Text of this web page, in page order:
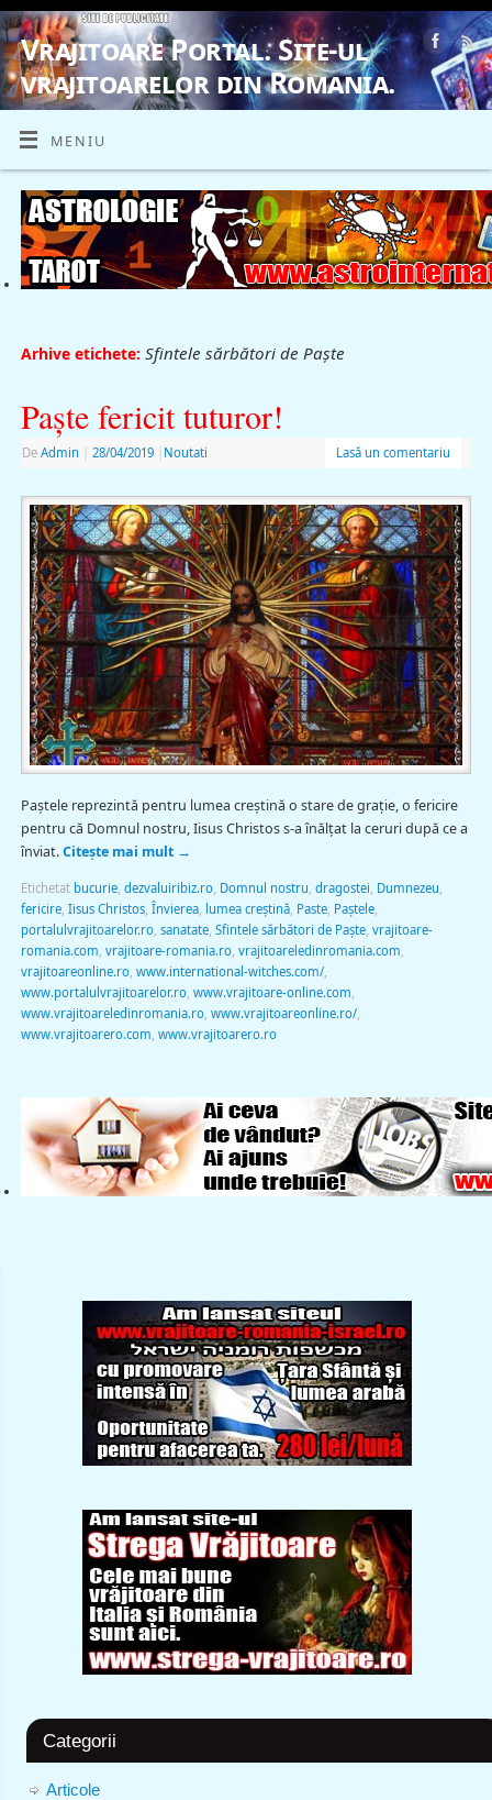
Vrajitoare Portal. Site-ul
vrajitoarelor din Romania.
VRAJITOARE, VRAJITOARELE, VRAJITOARE
MENIU
Arhive etichete: Sfintele sărbători de Paște
Paşte fericit tuturor!
De Admin 28/04/2019 Noutati Lasă un comentariu
Paştele reprezintă pentru lumea creştină o stare de grație, o fericire
pentru că Domnul nostru, Iisus Christos s-a înălţat la ceruri după ce a
înviat.Citește mai mult →
Etichetat bucurie, dezvaluiribiz.ro, Domnul nostru dragostei Dumnezeu
fericire, Iisus Christos, Învierea, lumea creştină, Paste, Paştele,
portalulvrajitoarelor.ro, sanatate, Sfintele sărbători de Paște, vrajitoare-
romania.com vrajitoare-romania.ro, vrajitoareledinromania.com
vrajitoareonline.ro, www.international-witches.com/,
www.portalulvrajitoarelor.ro, www.vrajitoare-online.com
www.vrajitoareledinromania.ro, www.vrajitoareonline.ro/,
www.vrajitoarero.com www.vrajitoarero.ro
Categorii
Articole